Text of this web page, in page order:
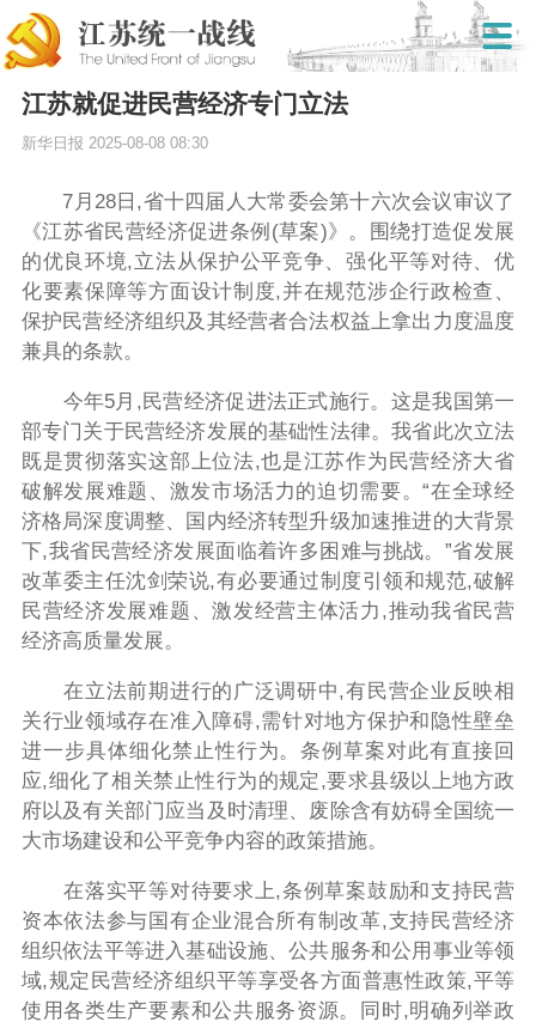
江苏就促进民营经济专门立法
新华日报 2025-08-08 08:30
7月28日,省十四届人大常委会第十六次会议审议了
《江苏省民营经济促进条例(草案)》。围绕打造促发展
的优良环境,立法从保护公平竞争、强化平等对待、优
化要素保障等方面设计制度,并在规范涉企行政检查、
保护民营经济组织及其经营者合法权益上拿出力度温度
兼具的条款。
今年5月,民营经济促进法正式施行。这是我国第一
部专门关于民营经济发展的基础性法律。我省此次立法
既是贯彻落实这部上位法,也是江苏作为民营经济大省
破解发展难题、激发市场活力的迫切需要。“在全球经
济格局深度调整、国内经济转型升级加速推进的大背景
下,我省民营经济发展面临着许多困难与挑战。”省发展
改革委主任沈剑荣说,有必要通过制度引领和规范,破解
民营经济发展难题、激发经营主体活力,推动我省民营
经济高质量发展。
在立法前期进行的广泛调研中,有民营企业反映相
关行业领域存在准入障碍,需针对地方保护和隐性壁垒
进一步具体细化禁止性行为。条例草案对此有直接回
应,细化了相关禁止性行为的规定,要求县级以上地方政
府以及有关部门应当及时清理、废除含有妨碍全国统一
大市场建设和公平竞争内容的政策措施。
在落实平等对待要求上,条例草案鼓励和支持民营
资本依法参与国有企业混合所有制改革,支持民营经济
组织依法平等进入基础设施、公共服务和公用事业等领
域,规定民营经济组织平等享受各方面普惠性政策,平等
使用各类生产要素和公共服务资源。同时,明确列举政